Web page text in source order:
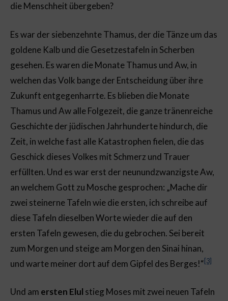
die Menschheit übergeben?
Es war der siebenzehnte Thamus, der die Tänze um das
goldene Kalb und die Gesetzestafeln in Scherben
gesehen. Es waren die Monate Thamus und Aw, in
welchen das Volk bange der Entscheidung über ihre
Zukunft entgegenharrte. Es blieben die Monate
Thamus und Aw alle Folgezeit, die ganze tränenreiche
Geschichte der jüdischen Jahrhunderte hindurch, die
Zeit, in welche fast alle Katastrophen fielen, die das
Geschick dieses Volkes mit Schmerz und Trauer
erfüllten. Und es war erst der neunundzwanzigste Aw,
an welchem Gott zu Mosche gesprochen: „Mache dir
zwei steinerne Tafeln wie die ersten, ich schreibe auf
diese Tafeln dieselben Worte wieder die auf den
ersten Tafeln gewesen, die du gebrochen. Sei bereit
zum Morgen und steige am Morgen den Sinai hinan,
und warte meiner dort auf dem Gipfel des Berges!“[3]
Und am ersten Elul stieg Moses mit zwei neuen Tafeln